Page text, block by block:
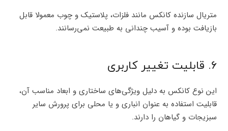
متریال سازنده کانکس مانند فلزات، پلاستیک و چوب معمولا قابل
بازیافت بوده و آسیب چندانی به طبیعت نمی‌رسانند.
۶. قابلیت تغییر کاربری
این نوع کانکس به دلیل ویژگی‌های ساختاری و ابعاد مناسب آن،
قابلیت استفاده به عنوان انباری و یا محلی برای پرورش سایر
سبزیجات و گیاهان را دارند.